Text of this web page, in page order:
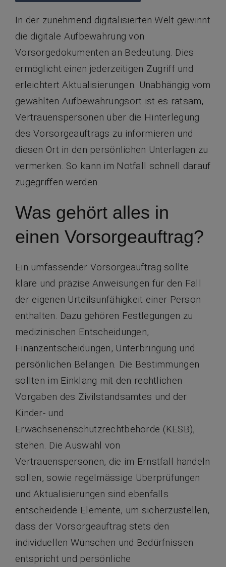
In der zunehmend digitalisierten Welt gewinnt
die digitale Aufbewahrung von
Vorsorgedokumenten an Bedeutung. Dies
ermöglicht einen jederzeitigen Zugriff und
erleichtert Aktualisierungen. Unabhängig vom
gewählten Aufbewahrungsort ist es ratsam,
Vertrauenspersonen über die Hinterlegung
des Vorsorgeauftrags zu informieren und
diesen Ort in den persönlichen Unterlagen zu
vermerken. So kann im Notfall schnell darauf
zugegriffen werden.
Was gehört alles in
einen Vorsorgeauftrag?
Ein umfassender Vorsorgeauftrag sollte
klare und präzise Anweisungen für den Fall
der eigenen Urteilsunfähigkeit einer Person
enthalten. Dazu gehören Festlegungen zu
medizinischen Entscheidungen,
Finanzentscheidungen, Unterbringung und
persönlichen Belangen. Die Bestimmungen
sollten im Einklang mit den rechtlichen
Vorgaben des Zivilstandsamtes und der
Kinder- und
Erwachsenenschutzrechtbehörde (KESB),
stehen. Die Auswahl von
Vertrauenspersonen, die im Ernstfall handeln
sollen, sowie regelmässige Überprüfungen
und Aktualisierungen sind ebenfalls
entscheidende Elemente, um sicherzustellen,
dass der Vorsorgeauftrag stets den
individuellen Wünschen und Bedürfnissen
entspricht und persönliche